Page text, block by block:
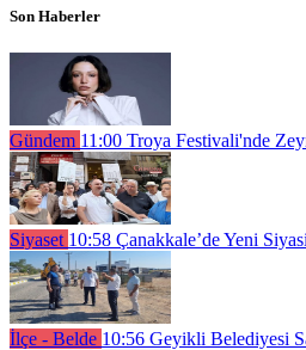
Son Haberler
Gündem 11:00 Troya Festivali'nde
Siyaset 10:58 Çanakkale’de Yeni
İlçe - Belde 10:56 Geyikli Belediyesi